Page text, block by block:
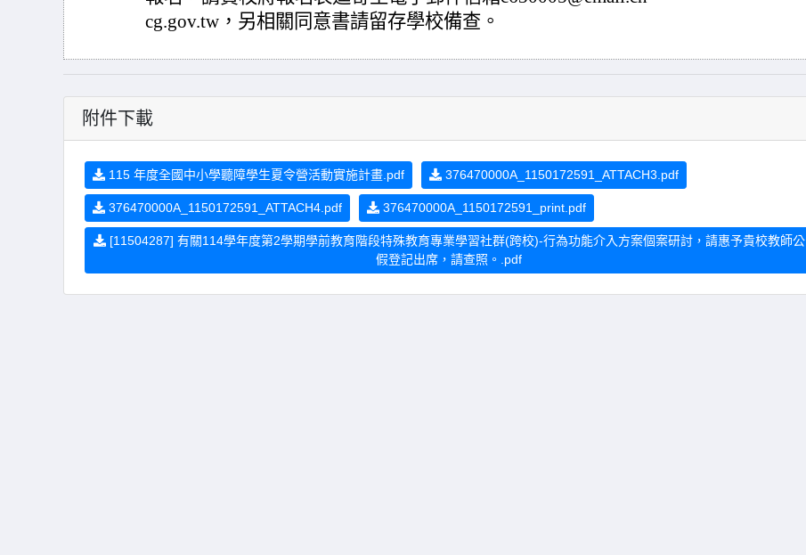
cg.gov.tw，另相關同意書請留存學校備查。
附件下載
115 年度全國中小學聽障學生夏令營活動實施計畫.pdf 376470000A_1150172591_ATTACH3.pdf
376470000A_1150172591_ATTACH4.pdf 376470000A_1150172591_print.pdf
[11504287] 有關114學年度第2學期學前教育階段特殊教育專業學習社群(跨校)-行為功能介入方案個案研討，請惠予貴校教師公
假登記出席，請查照。.pdf